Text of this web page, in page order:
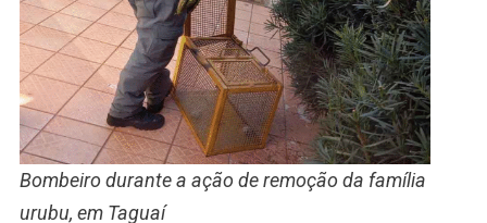
Bombeiro durante a ação de remoção da família
urubu, em Taguaí